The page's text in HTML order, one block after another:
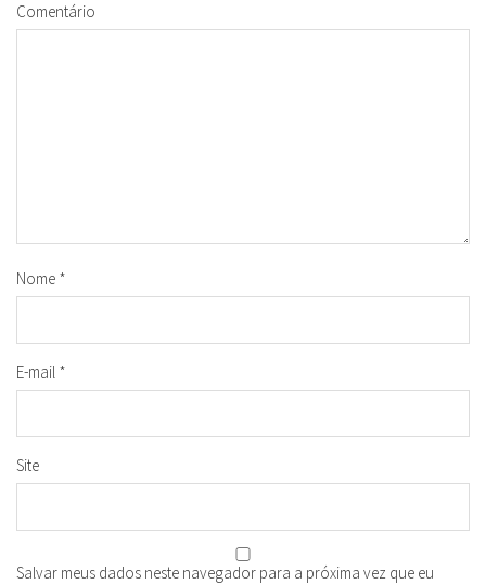
Comentário
Nome *
E-mail *
Site
Salvar meus dados neste navegador para a próxima vez que eu